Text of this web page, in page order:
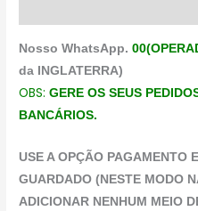
Nosso WhatsApp.
da INGLATERRA)
OBS:GERE OS SEUS
BANCÁRIOS.
USE A OPÇÃO PAGAMENTO
GUARDADO (NESTE MODO
ADICIONAR NENHUM MEIO